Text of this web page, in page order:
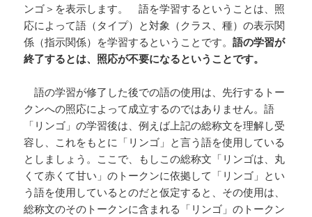
ンゴ＞を表示します。 語を学習するということは、照
応によって語（タイプ）と対象（クラス、種）の表示関
係（指示関係）を学習するということです。語の学習が
終了するとは、照応が不要になるということです。
語の学習が修了した後での語の使用は、先行するトー
クンへの照応によって成立するのではありません。語
「リンゴ」の学習後は、例えば上記の総称文を理解し受
容し、これをもとに「リンゴ」と言う語を使用している
としましょう。ここで、もしこの総称文「リンゴは、丸
くて赤くて甘い」のトークンに依拠して「リンゴ」とい
う語を使用しているとのだと仮定すると、その使用は、
総称文のそのトークンに含まれる「リンゴ」のトークン